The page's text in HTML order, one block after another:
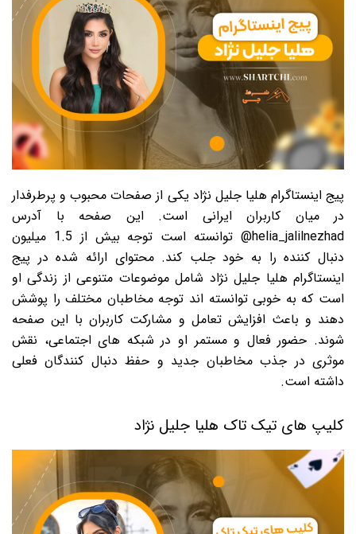
پیج اینستاگرام هلیا جلیل نژاد یکی از صفحات محبوب و پرطرفدار
در میان کاربران ایرانی است. این صفحه با آدرس
helia_jalilnezhad@ توانسته است توجه بیش از 1.5 میلیون
دنبال کننده را به خود جلب کند. محتوای ارائه شده در پیج
اینستاگرام هلیا جلیل نژاد شامل موضوعات متنوعی از زندگی او
است که به خوبی توانسته اند توجه مخاطبان مختلف را پوشش
دهند و باعث افزایش تعامل و مشارکت کاربران با این صفحه
شوند. حضور فعال و مستمر او در شبکه های اجتماعی، نقش
موثری در جذب مخاطبان جدید و حفظ دنبال کنندگان فعلی
داشته است.
کلیپ ‌های تیک تاک هلیا جلیل نژاد